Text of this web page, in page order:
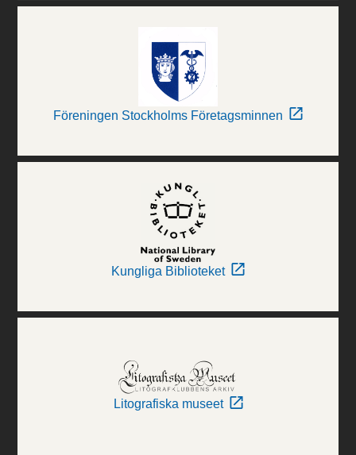
Föreningen Stockholms Företagsminnen
Kungliga Biblioteket
Litografiska museet